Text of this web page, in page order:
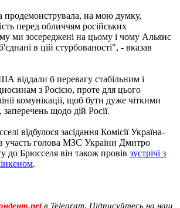
продемонструвала, на мою думку,
перед обличчям російських
ми зосереджені на цьому і чому Альянс
в цій стурбованості", - вказав
віддали б перевагу стабільним і
з Росією, проте для цього
комунікації, щоб бути дуже чіткими
щодо дій Росії.
відбулося засідання Комісії Україна-
голова МЗС України Дмитро
до Брюсселя він також провів зустрічі з
.
в Telegram. Підписуйтесь на наш